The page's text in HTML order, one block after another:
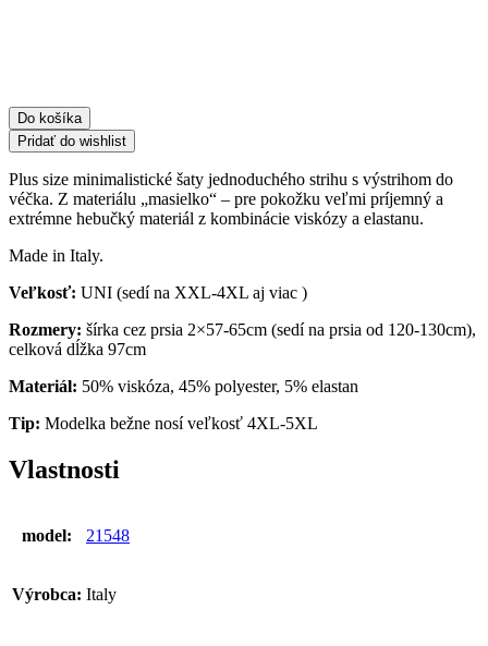
Do košíka
Pridať do wishlist
Plus size minimalistické šaty jednoduchého strihu s výstrihom do
véčka. Z materiálu „masielko“ – pre pokožku veľmi príjemný a
extrémne hebučký materiál z kombinácie viskózy a elastanu.
Made in Italy.
Veľkosť: UNI (sedí na XXL-4XL aj viac )
Rozmery: šírka cez prsia 2×57-65cm (sedí na prsia od 120-130cm),
celková dĺžka 97cm
Materiál: 50% viskóza, 45% polyester, 5% elastan
Tip: Modelka bežne nosí veľkosť 4XL-5XL
Vlastnosti
model: 21548
Výrobca: Italy